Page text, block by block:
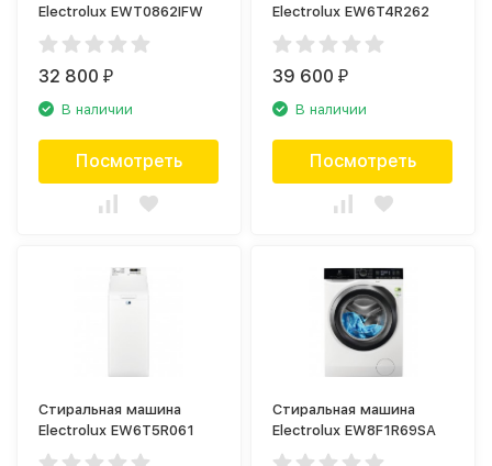
Electrolux EWT0862IFW
32 800₽
В наличии
Посмотреть
Electrolux EW6T4R262
39 600₽
В наличии
Посмотреть
Стиральная машина
Electrolux EW6T5R061
Стиральная машина
Electrolux EW8F1R69SA